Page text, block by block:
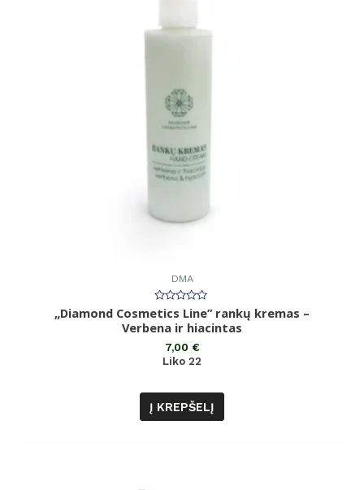
DMA
Įvertinimas:
0
iš
„Diamond Cosmetics Line” rankų kremas –
Verbena ir hiacintas
7,00 €
Liko 22
Į KREPŠELĮ